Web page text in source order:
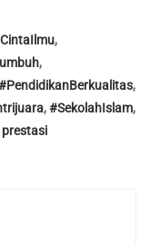
,
,
,
,#SekolahIslam,
prestasi